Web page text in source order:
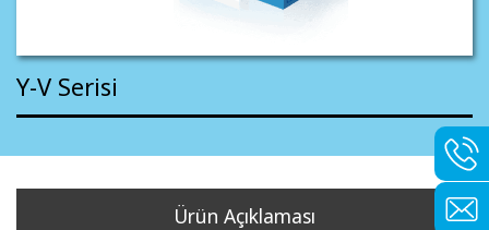
Y-V Serisi
Ürün Açıklaması